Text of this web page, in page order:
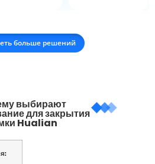
больше решений
выбирают
для закрытия
Hualian